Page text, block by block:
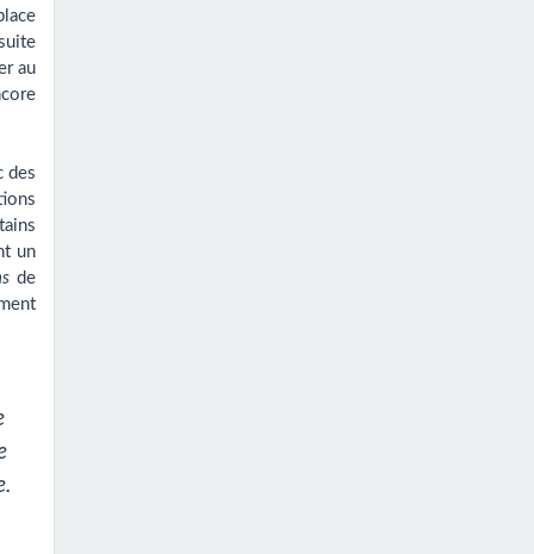
au
des
un
de